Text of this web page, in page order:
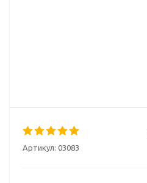
Артикул: 03083